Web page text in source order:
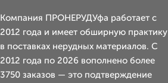
Компания ПРОНЕРУДУфа работает с
2012 года и имеет обширную практику
в поставках нерудных материалов. С
2012 года по 2026 вополнено более
3750 заказов — это подтверждение